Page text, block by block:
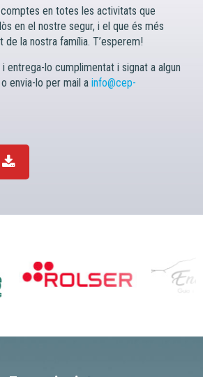
en totes les activitats que
en el nostre segur, i el que és més
la nostra família. T’esperem!
entrega-lo cumplimentat i signat a algun
envia-lo per mail a info@cep-